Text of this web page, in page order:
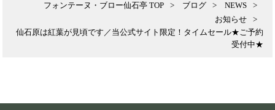
フォンテーヌ・ブロー仙石亭 TOP ブログ
NEWS
お知らせ
仙石原は紅葉が見頃です／当公式サイト限定！タイムセール★ご予約
受付中★